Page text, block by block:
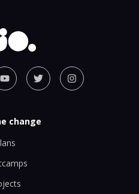
change